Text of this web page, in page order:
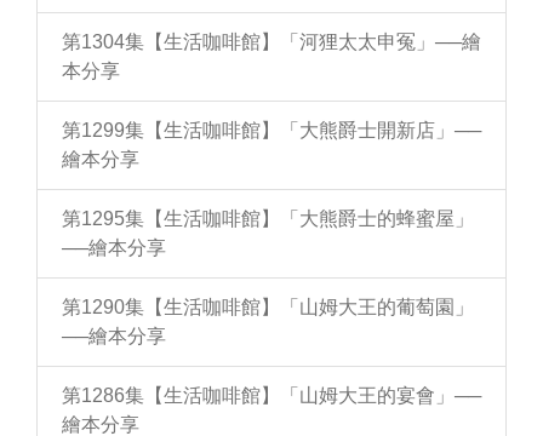
第1304集【生活咖啡館】「河狸太太申冤」──繪
本分享
第1299集【生活咖啡館】「大熊爵士開新店」──
繪本分享
第1295集【生活咖啡館】「大熊爵士的蜂蜜屋」
──繪本分享
第1290集【生活咖啡館】「山姆大王的葡萄園」
──繪本分享
第1286集【生活咖啡館】「山姆大王的宴會」──
繪本分享